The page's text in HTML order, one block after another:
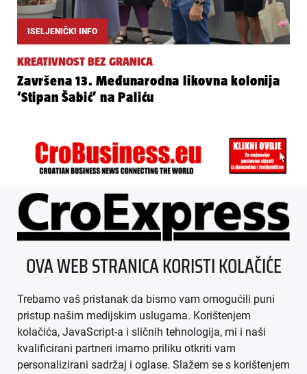
ISELJENIČKI INFO
KREATIVNOST BEZ GRANICA
Završena 13. Međunarodna likovna kolonija
‘Stipan Šabić’ na Paliću
ÜBER UNS
IMPRESSUM
AGB
DATENSCHUTZ
OVA WEB STRANICA KORISTI KOLAČIĆE
Trebamo vaš pristanak da bismo vam omogućili puni
pristup našim medijskim uslugama. Korištenjem
kolačića, JavaScript-a i sličnih tehnologija, mi i naši
kvalificirani partneri imamo priliku otkriti vam
personalizirani sadržaj i oglase. Slažem se s korištenjem